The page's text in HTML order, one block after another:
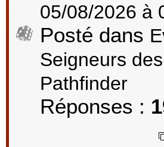
05/08/2026 à
Posté dans
Seigneurs
Pathfinder
Réponses :